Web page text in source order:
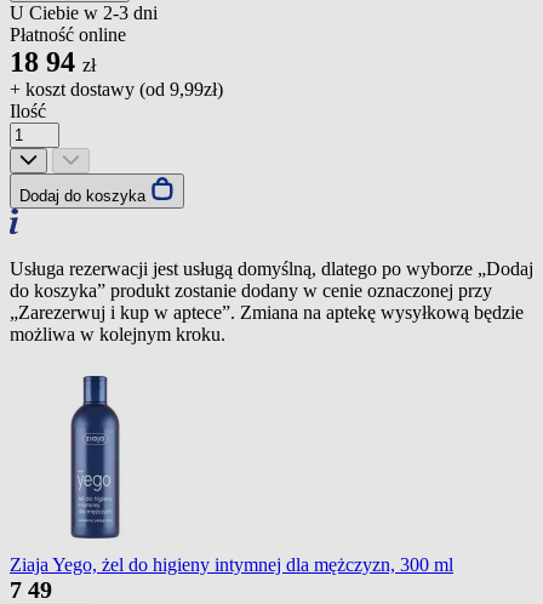
U Ciebie w 2-3 dni
Płatność online
18 94 zł
+ koszt dostawy (od 9,99zł)
Ilość
Dodaj do koszyka
Usługa rezerwacji jest usługą domyślną, dlatego po wyborze „Dodaj
do koszyka” produkt zostanie dodany w cenie oznaczonej przy
„Zarezerwuj i kup w aptece”. Zmiana na aptekę wysyłkową będzie
możliwa w kolejnym kroku.
Ziaja Yego, żel do higieny intymnej dla mężczyzn, 300 ml
7 49